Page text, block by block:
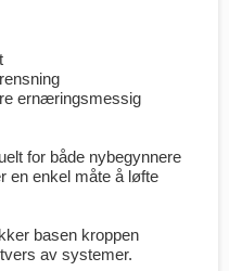
ernæringsmessig
for både nybegynnere
en enkel måte å løfte
basen kroppen
av systemer.